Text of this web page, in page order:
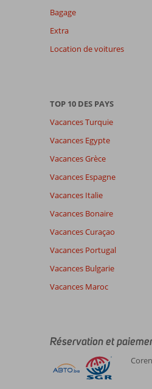
sont
de
la
pertinence
avis
présentés.
savoir
plus
nos
avis.
Bagage
Extra
Location de voitures
TOP 10 DES PAYS
Vacances Turquie
Vacances Egypte
Vacances Grèce
Vacances Espagne
Vacances Italie
Vacances Bonaire
Vacances Curaçao
Vacances Portugal
Vacances Bulgarie
Vacances Maroc
Réservation et